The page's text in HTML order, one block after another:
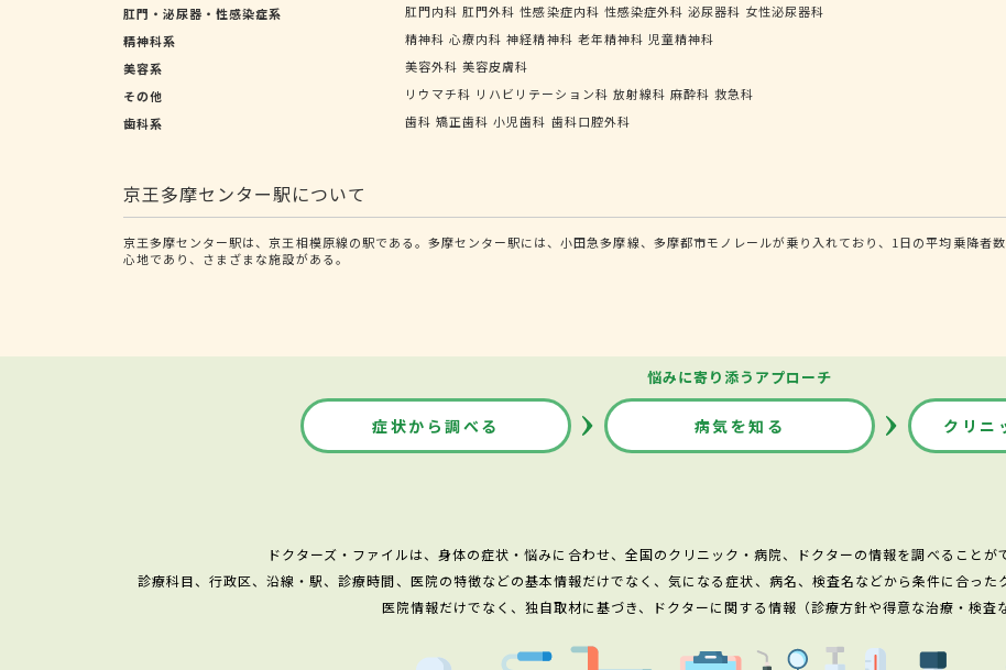
肛門・泌尿器・性感染症系
肛門内科 肛門外科 性感染症内科 性感染症外科 泌尿器科 女性泌尿器科
精神科系
精神科 心療内科 神経精神科 老年精神科 児童精神科
美容系
美容外科 美容皮膚科
その他
リウマチ科 リハビリテーション科 放射線科 麻酔科 救急科
歯科系
歯科 矯正歯科 小児歯科 歯科口腔外科
京王多摩センター駅について
京王多摩センター駅は、京王相模原線の駅である。多摩センター駅には、小田急多摩線、多摩都市モノレールが乗り入れており、1日の平均乗降者
心地であり、さまざまな施設がある。
悩みに寄り添うアプローチ
症状から調べる 病気を知る クリニ
ドクターズ・ファイルは、身体の症状・悩みに合わせ、全国のクリニック・病院、ドクターの情報を調べることが
診療科目、行政区、沿線・駅、診療時間、医院の特徴などの基本情報だけでなく、気になる症状、病名、検査名などから条件に合った
医院情報だけでなく、独自取材に基づき、ドクターに関する情報（診療方針や得意な治療・検査